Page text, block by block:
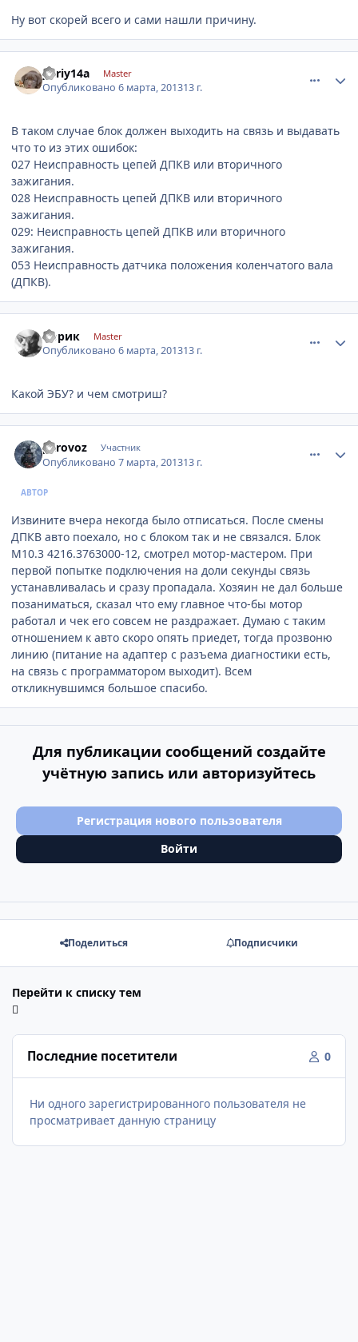
Ну вот скорей всего и сами нашли причину.
yuriy14a Master
Опубликовано6 марта, 201313 г.
В таком случае блок должен выходить на связь и выдавать
что то из этих ошибок:
027 Неисправность цепей ДПКВ или вторичного
зажигания.
028 Неисправность цепей ДПКВ или вторичного
зажигания.
029: Неисправность цепей ДПКВ или вторичного
зажигания.
053 Неисправность датчика положения коленчатого вала
(ДПКВ).
йорик Master
Опубликовано6 марта, 201313 г.
Какой ЭБУ? и чем смотриш?
parovoz Участник
Опубликовано7 марта, 201313 г.
АВТОР
Извините вчера некогда было отписаться. После смены
ДПКВ авто поехало, но с блоком так и не связался. Блок
М10.3 4216.3763000-12, смотрел мотор-мастером. При
первой попытке подключения на доли секунды связь
устанавливалась и сразу пропадала. Хозяин не дал больше
позаниматься, сказал что ему главное что-бы мотор
работал и чек его совсем не раздражает. Думаю с таким
отношением к авто скоро опять приедет, тогда прозвоню
линию (питание на адаптер с разъема диагностики есть,
на связь с программатором выходит). Всем
откликнувшимся большое спасибо.
Для публикации сообщений создайте
учётную запись или авторизуйтесь
Регистрация нового пользователя
Войти
Поделиться Подписчики
Перейти к списку тем
Последние посетители 0
Ни одного зарегистрированного пользователя не
просматривает данную страницу